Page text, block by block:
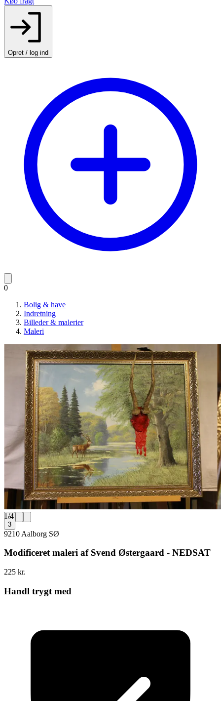
Opret / log ind
0
Bolig & have
Indretning
Billeder & malerier
Maleri
1/4
3
9210 Aalborg SØ
Modificeret maleri af Svend Østergaard - NEDSAT
225 kr.
Handl trygt med